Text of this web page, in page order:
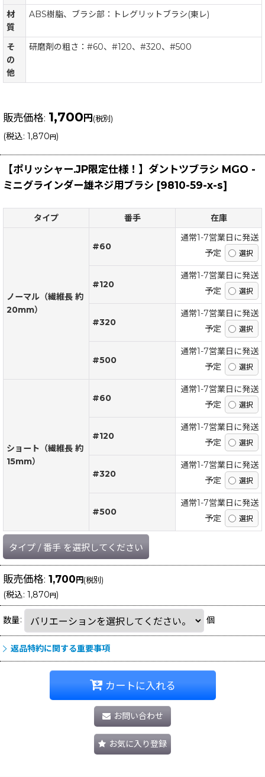
材
質
ABS樹脂、ブラシ部：トレグリットブラシ(東レ)
そ
の
他
研磨剤の粗さ：#60、#120、#320、#500
販売価格: 1,700円(税別)
(税込: 1,870円)
【ポリッシャー.JP限定仕様！】ダントツブラシ MGO -
ミニグラインダー雄ネジ用ブラシ [9810-59-x-s]
タイプ 番手 在庫
ノーマル（繊維長 約
20mm）
#60
通常1-7営業日に発送
予定
#120
通常1-7営業日に発送
予定
#320
通常1-7営業日に発送
予定
#500
通常1-7営業日に発送
予定
ショート（繊維長 約
15mm）
#60
通常1-7営業日に発送
予定
#120
通常1-7営業日に発送
予定
#320
通常1-7営業日に発送
予定
#500
通常1-7営業日に発送
予定
タイプ / 番手 を選択してください
販売価格: 1,700円(税別)
(税込: 1,870円)
数量: 個
返品特約に関する重要事項
カートに入れる
お問い合わせ
お気に入り登録